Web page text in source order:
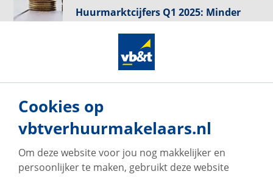
Huurmarktcijfers Q1 2025: Minder
transacties, maar vraag blijft hoog
De huurmarkt in Nederland laat ook in het eerste
kwartaal van 2025 duidelijke verschuivingen
zien. Het aantal huurtransacties is met 20%
gedaald ten opzichte van het vorige kwartaal.
Cookies op
vbtverhuurmakelaars.nl
Om deze website voor jou nog makkelijker en
persoonlijker te maken, gebruikt deze website